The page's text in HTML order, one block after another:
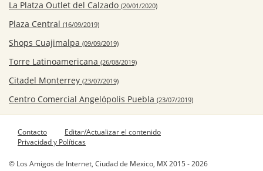
La Platza Outlet del Calzado (20/01/2020)
Plaza Central (16/09/2019)
Shops Cuajimalpa (09/09/2019)
Torre Latinoamericana (26/08/2019)
Citadel Monterrey (23/07/2019)
Centro Comercial Angelópolis Puebla (23/07/2019)
Contacto
Editar/Actualizar el contenido
Privacidad y Políticas
© Los Amigos de Internet, Ciudad de Mexico, MX 2015 - 2026